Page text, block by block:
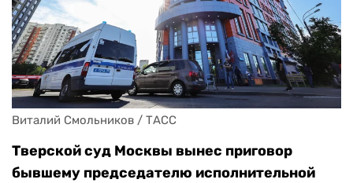
Виталий Смольников / ТАСС
Тверской суд Москвы вынес приговор
бывшему председателю исполнительной